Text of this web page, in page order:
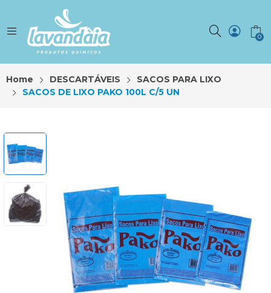
0
Home DESCARTÁVEIS
SACOS PARA LIXO
SACOS DE LIXO PAKO 100L C/5 UN